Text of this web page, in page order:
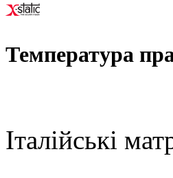
Температура
Італійські